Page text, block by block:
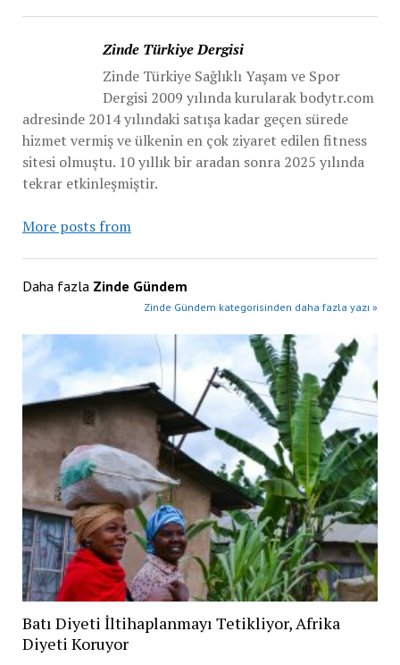
Zinde Türkiye Dergisi
Zinde Türkiye Sağlıklı Yaşam ve Spor
Dergisi 2009 yılında kurularak bodytr.com
adresinde 2014 yılındaki satışa kadar geçen sürede
hizmet vermiş ve ülkenin en çok ziyaret edilen fitness
sitesi olmuştu. 10 yıllık bir aradan sonra 2025 yılında
tekrar etkinleşmiştir.
More posts from
Daha fazla Zinde Gündem
Zinde Gündem kategorisinden daha fazla yazı »
Batı Diyeti İltihaplanmayı Tetikliyor, Afrika
Diyeti Koruyor